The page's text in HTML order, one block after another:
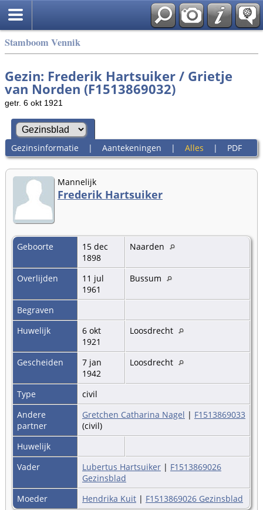
Stamboom Vennik
Gezin: Frederik Hartsuiker / Grietje
van Norden (F1513869032)
getr. 6 okt 1921
Gezinsinformatie | Aantekeningen | Alles | PDF
Mannelijk
Frederik Hartsuiker
Geboorte
15 dec
1898
Naarden
Overlijden
11 jul
1961
Bussum
Begraven
Huwelijk
6 okt
1921
Loosdrecht
Gescheiden
7 jan
1942
Loosdrecht
Type
civil
Andere
partner
Gretchen Catharina Nagel | F1513869033
(civil)
Huwelijk
Vader
Lubertus Hartsuiker | F1513869026
Gezinsblad
Moeder
Hendrika Kuit | F1513869026 Gezinsblad